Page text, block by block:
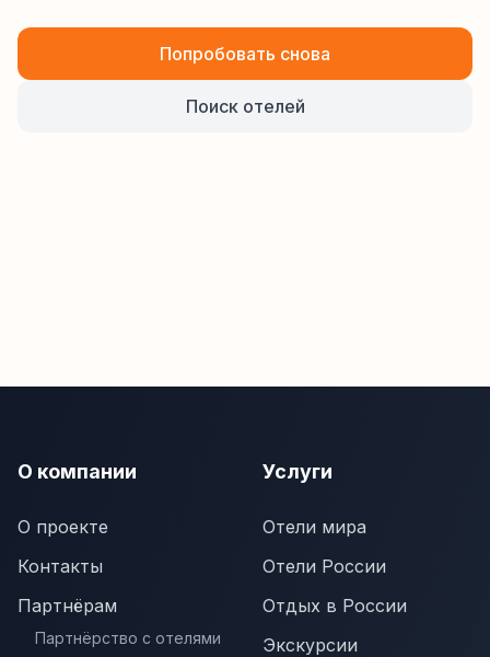
Попробовать снова
Поиск отелей
О компании
О проекте
Контакты
Партнёрам
Партнёрство с отелями
Услуги
Отели мира
Отели России
Отдых в России
Экскурсии